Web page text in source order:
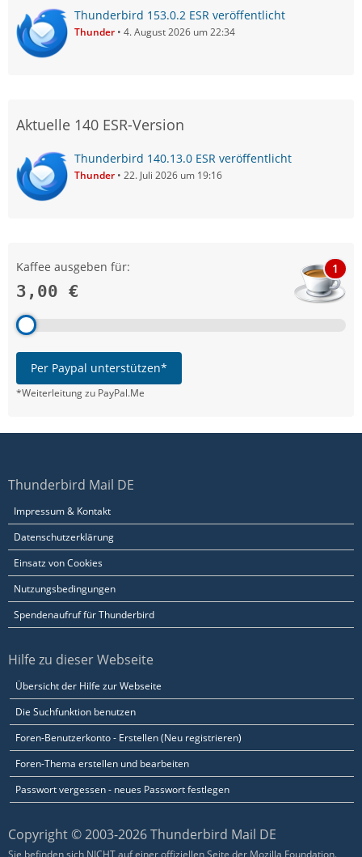
Thunderbird 153.0.2 ESR veröffentlicht
Thunder 4. August 2026 um 22:34
Aktuelle 140 ESR-Version
Thunderbird 140.13.0 ESR veröffentlicht
Thunder 22. Juli 2026 um 19:16
Kaffee ausgeben für:
3,00 €
1
Per Paypal unterstützen*
*Weiterleitung zu PayPal.Me
Thunderbird Mail DE
Impressum & Kontakt
Datenschutzerklärung
Einsatz von Cookies
Nutzungsbedingungen
Spendenaufruf für Thunderbird
Hilfe zu dieser Webseite
Übersicht der Hilfe zur Webseite
Die Suchfunktion benutzen
Foren-Benutzerkonto - Erstellen (Neu registrieren)
Foren-Thema erstellen und bearbeiten
Passwort vergessen - neues Passwort festlegen
Copyright © 2003-2026 Thunderbird Mail DE
Sie befinden sich NICHT auf einer offiziellen Seite der Mozilla Foundation.